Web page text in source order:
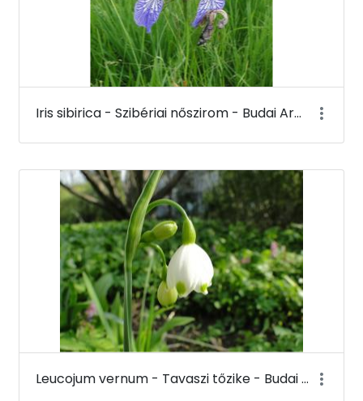
Iris sibirica - Szibériai nőszirom - Budai Arborétum
Leucojum vernum - Tavaszi tőzike - Budai Arborétum